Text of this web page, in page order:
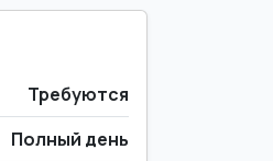
Требуются
Полный день